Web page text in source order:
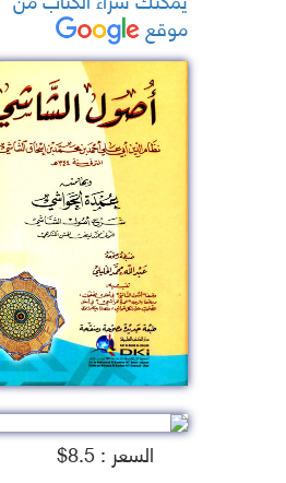
موقع
السعر : 8.5$